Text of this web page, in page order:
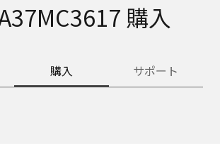
購入
購入 サポート